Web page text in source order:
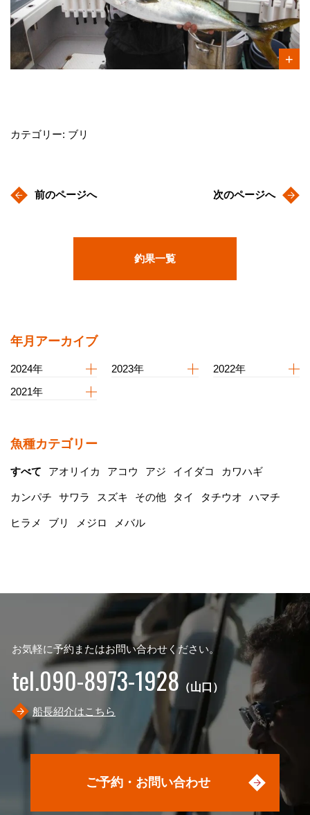
カテゴリー: ブリ
前のページへ
釣果一覧
次のページへ
年月アーカイブ
2024年 2023年
2022年
2021年
魚種カテゴリー
すべて アオリイカ アコウ アジ イイダコ カワハギ
カンパチ サワラ スズキ その他 タイ タチウオ ハマチ
ヒラメ ブリ メジロ メバル
お気軽に予約またはお問い合わせください。
tel.090-8973-1928 （山口）
船長紹介はこちら
ご予約・お問い合わせ